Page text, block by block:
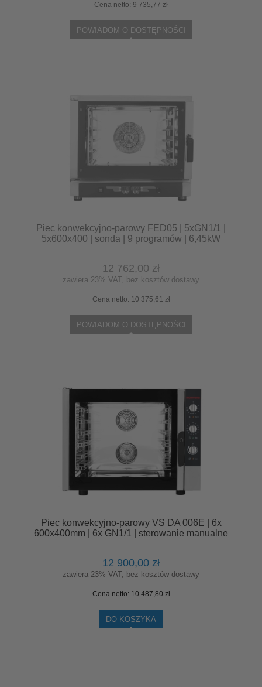
Cena netto: 9 735,77 zł
POWIADOM O DOSTĘPNOŚCI
Piec konwekcyjno-parowy FED05 | 5xGN1/1 |
5x600x400 | sonda | 9 programów | 6,45kW
12 762,00 zł
zawiera 23% VAT, bez kosztów dostawy
Cena netto: 10 375,61 zł
POWIADOM O DOSTĘPNOŚCI
Piec konwekcyjno-parowy VS DA 006E | 6x
600x400mm | 6x GN1/1 | sterowanie manualne
12 900,00 zł
zawiera 23% VAT, bez kosztów dostawy
Cena netto: 10 487,80 zł
DO KOSZYKA